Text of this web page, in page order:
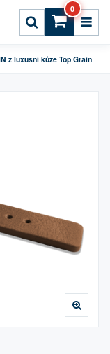
0
z luxusní kůže Top Grain